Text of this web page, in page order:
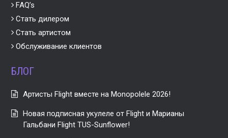
FAQ’s
Стать дилером
Стать артистом
Обслуживание клиентов
БЛОГ
Артисты Flight вместе на Monopolele 2026!
Новая подписная укулеле от Flight и Марианы
Гальбани Flight TUS-Sunflower!